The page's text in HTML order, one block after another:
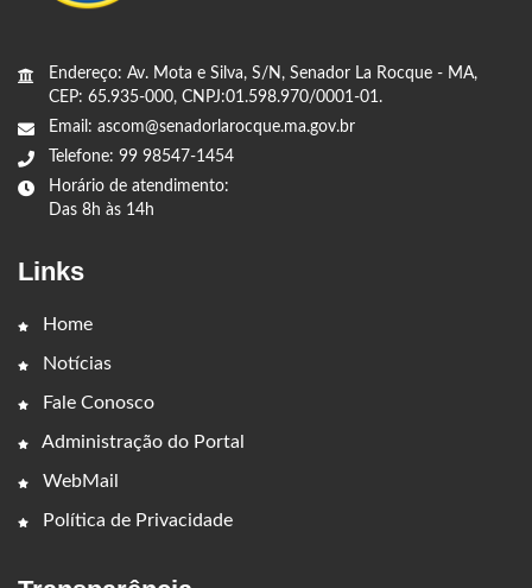
Endereço: Av. Mota e Silva, S/N, Senador La Rocque - MA,
CEP: 65.935-000, CNPJ:01.598.970/0001-01.
Email: ascom@senadorlarocque.ma.gov.br
Telefone: 99 98547-1454
Horário de atendimento:
Das 8h às 14h
Links
Home
Notícias
Fale Conosco
Administração do Portal
WebMail
Política de Privacidade